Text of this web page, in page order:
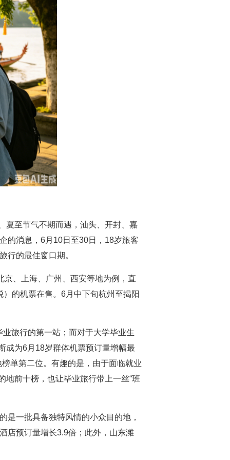
夏至节气不期而遇，汕头、开封、嘉
的消息，6月10日至30日，18岁旅客
行的最佳窗口期。
京、上海、广州、西安等地为例，直
的机票在售。6月中下旬杭州至揭阳
旅行的第一站；而对于大学毕业生
成为6月18岁群体机票预订量增幅最
单第二位。有趣的是，由于面临就业
前十榜，也让毕业旅行带上一丝“班
是一批具备独特风情的小众目的地，
店预订量增长3.9倍；此外，山东潍